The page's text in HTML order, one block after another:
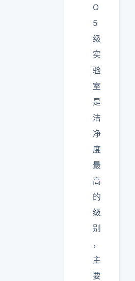
O
5
级
实
验
室
是
洁
净
度
最
高
的
级
别
，
主
要